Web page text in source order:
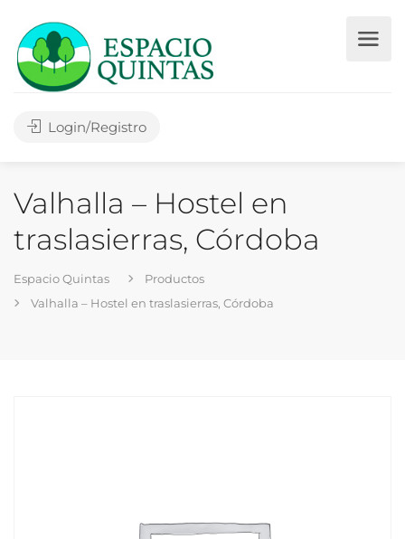
Login/Registro
Valhalla – Hostel en
traslasierras, Córdoba
Espacio Quintas
Productos
Valhalla – Hostel en traslasierras, Córdoba